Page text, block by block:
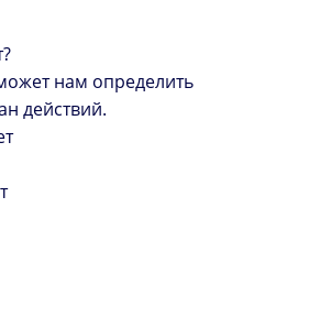
нам определить
действий.